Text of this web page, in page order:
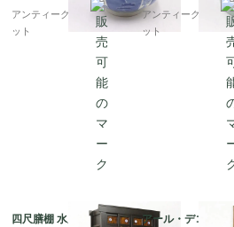
アンティークブルーパロ
ット
花・菱・格子）
アンティークブルー
ット
四尺膳棚 水屋箪笥 食器
アール・デコ ステ